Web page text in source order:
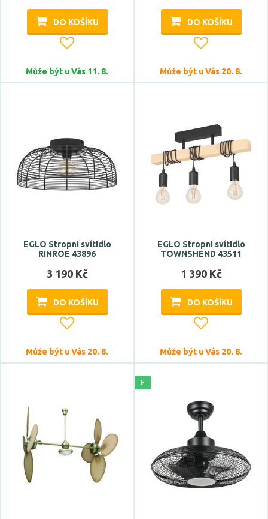
DO KOŠÍKU
Může být u Vás 11. 8.
DO KOŠÍKU
Může být u Vás 20. 8.
EGLO Stropní svítidlo
RINROE 43896
3 190 Kč
DO KOŠÍKU
Může být u Vás 20. 8.
EGLO Stropní svítidlo
TOWNSHEND 43511
1 390 Kč
DO KOŠÍKU
Může být u Vás 20. 8.
E